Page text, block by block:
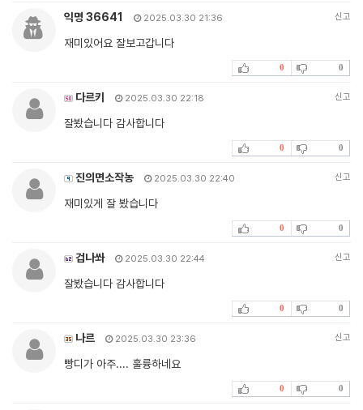
익명 36641 2025.03.30 21:36 신고
재미있어요 잘보고갑니다
0 0
다르키 2025.03.30 22:18 신고
잘봤습니다 감사합니다
0 0
진의면소작농 2025.03.30 22:40 신고
재미있게 잘 봤습니다
0 0
겁나쏴 2025.03.30 22:44 신고
잘봤습니다 감사합니다
0 0
나르 2025.03.30 23:36 신고
빵디가 아주.... 훌륭하네요
0 0